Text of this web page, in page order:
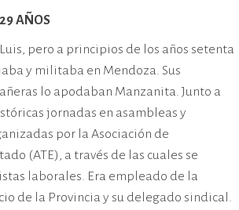
AÑOS
pero a principios de los años setenta
y militaba en Mendoza. Sus
lo apodaban Manzanita. Junto a
jornadas en asambleas y
por la Asociación de
(ATE), a través de las cuales se
laborales. Era empleado de la
de la Provincia y su delegado sindical.